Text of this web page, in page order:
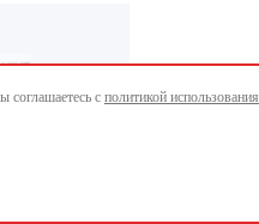
Васильевич
соглашаетесь с политикой использования